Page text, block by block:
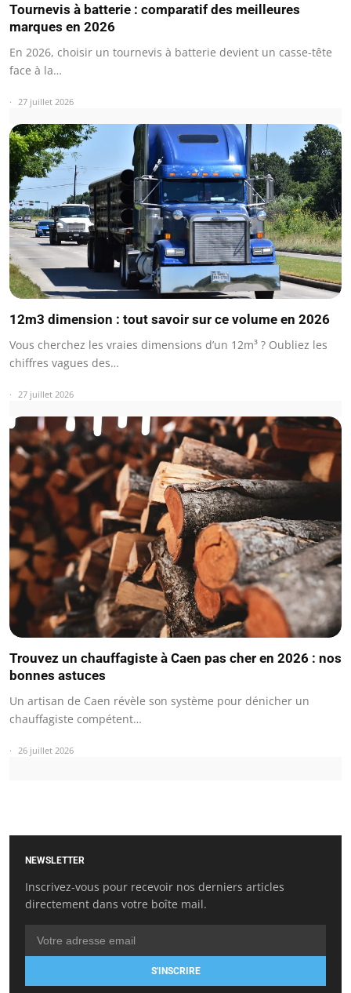
Tournevis à batterie : comparatif des meilleures
marques en 2026
En 2026, choisir un tournevis à batterie devient un casse-tête
face à la…
27 juillet 2026
12m3 dimension : tout savoir sur ce volume en 2026
Vous cherchez les vraies dimensions d’un 12m³ ? Oubliez les
chiffres vagues des…
27 juillet 2026
Trouvez un chauffagiste à Caen pas cher en 2026 : nos
bonnes astuces
Un artisan de Caen révèle son système pour dénicher un
chauffagiste compétent…
26 juillet 2026
NEWSLETTER
Inscrivez-vous pour recevoir nos derniers articles
directement dans votre boîte mail.
S'INSCRIRE